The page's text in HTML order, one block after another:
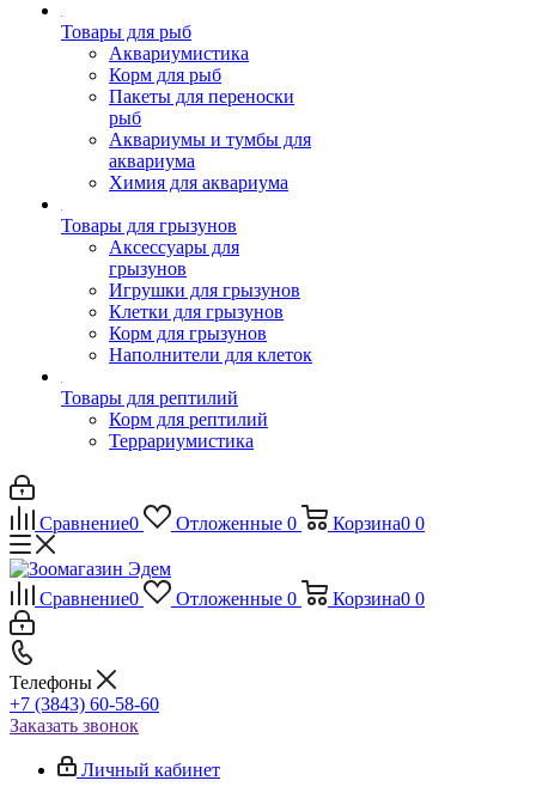
Товары для рыб
Аквариумистика
Корм для рыб
Пакеты для переноски
рыб
Аквариумы и тумбы для
аквариума
Химия для аквариума
Товары для грызунов
Аксессуары для
грызунов
Игрушки для грызунов
Клетки для грызунов
Корм для грызунов
Наполнители для клеток
Товары для рептилий
Корм для рептилий
Террариумистика
Сравнение0 Отложенные 0 Корзина0 0
Сравнение0 Отложенные 0 Корзина0 0
Телефоны
+7 (3843) 60-58-60
Заказать звонок
Личный кабинет